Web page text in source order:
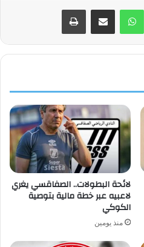
واتساب
لائحة البطولات.. الصفاقسي يغري
لاعبيه عبر خطة مالية بتوصية
الكوكي
منذ يومين